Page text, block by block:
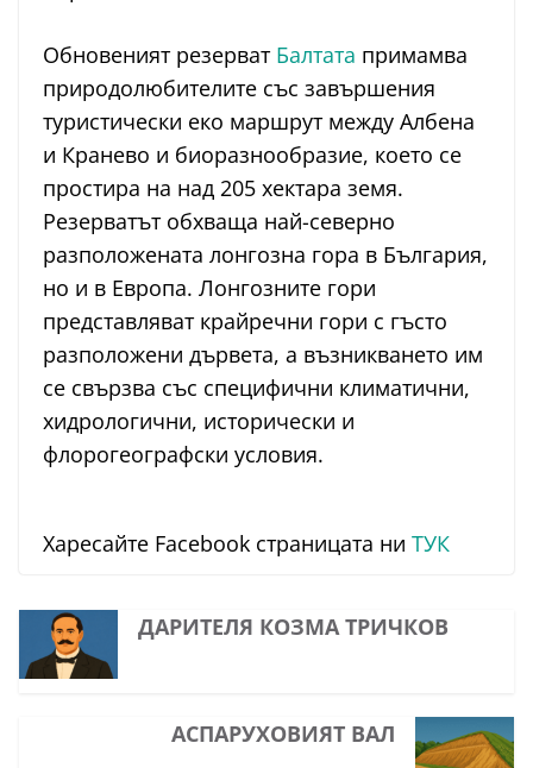
Oбновеният резерват Балтата примамва
природолюбителите със завършения
туристически еко маршрут между Албена
и Кранево и биоразнообразие, което се
простира на над 205 хектара земя.
Резерватът обхваща най-северно
разположената лонгозна гора в България,
но и в Европа. Лонгозните гори
представляват крайречни гори с гъсто
разположени дървета, а възникването им
се свързва със специфични климатични,
хидрологични, исторически и
флорогеографски условия.
Харесайте Facebook страницата ни ТУК
ДАРИТЕЛЯ КОЗМА ТРИЧКОВ
АСПАРУХОВИЯТ ВАЛ